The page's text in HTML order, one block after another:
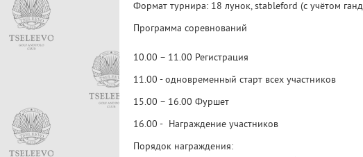
Формат турнира: 18 лунок, stableford (с учётом
Программа соревнований
10.00 – 11.00 Регистрация
11.00 - одновременный старт всех участников
15.00 – 16.00 Фуршет
16.00 - Награждение участников
Порядок награждения: